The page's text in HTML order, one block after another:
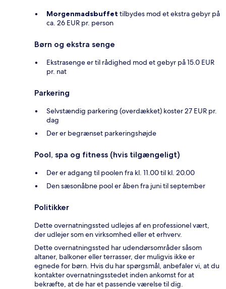
Morgenmadsbuffet tilbydes mod et ekstra gebyr på
ca. 26 EUR pr. person
Børn og ekstra senge
Ekstrasenge er til rådighed mod et gebyr på 15.0 EUR
pr. nat
Parkering
Selvstændig parkering (overdækket) koster 27 EUR pr.
dag
Der er begrænset parkeringshøjde
Pool, spa og fitness (hvis tilgængeligt)
Der er adgang til poolen fra kl. 11.00 til kl. 20.00
Den sæsonåbne pool er åben fra juni til september
Politikker
Dette overnatningssted udlejes af en professionel vært,
der udlejer som en virksomhed eller et erhverv.
Dette overnatningssted har udendørsområder såsom
altaner, balkoner eller terrasser, der muligvis ikke er
egnede for børn. Hvis du har spørgsmål, anbefaler vi, at du
kontakter overnatningsstedet inden ankomst for at
bekræfte, at de har et passende værelse til dig.